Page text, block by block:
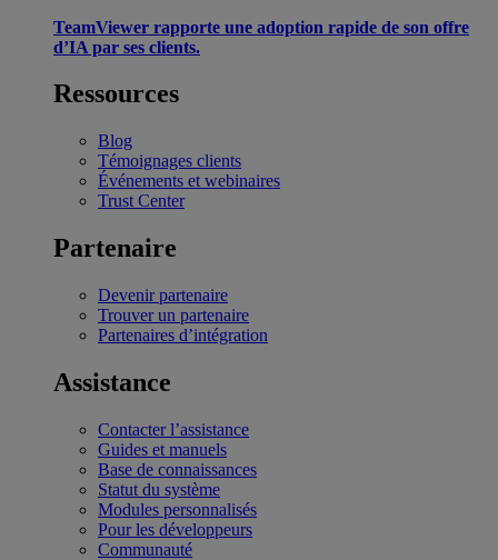
TeamViewer rapporte une adoption rapide de son offre
d’IA par ses clients.
Ressources
Blog
Témoignages clients
Événements et webinaires
Trust Center
Partenaire
Devenir partenaire
Trouver un partenaire
Partenaires d’intégration
Assistance
Contacter l’assistance
Guides et manuels
Base de connaissances
Statut du système
Modules personnalisés
Pour les développeurs
Communauté